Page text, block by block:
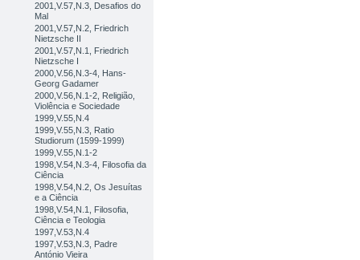
2001,V.57,N.3, Desafios do
Mal
2001,V.57,N.2, Friedrich
Nietzsche II
2001,V.57,N.1, Friedrich
Nietzsche I
2000,V.56,N.3-4, Hans-
Georg Gadamer
2000,V.56,N.1-2, Religião,
Violência e Sociedade
1999,V.55,N.4
1999,V.55,N.3, Ratio
Studiorum (1599-1999)
1999,V.55,N.1-2
1998,V.54,N.3-4, Filosofia da
Ciência
1998,V.54,N.2, Os Jesuítas
e a Ciência
1998,V.54,N.1, Filosofia,
Ciência e Teologia
1997,V.53,N.4
1997,V.53,N.3, Padre
António Vieira